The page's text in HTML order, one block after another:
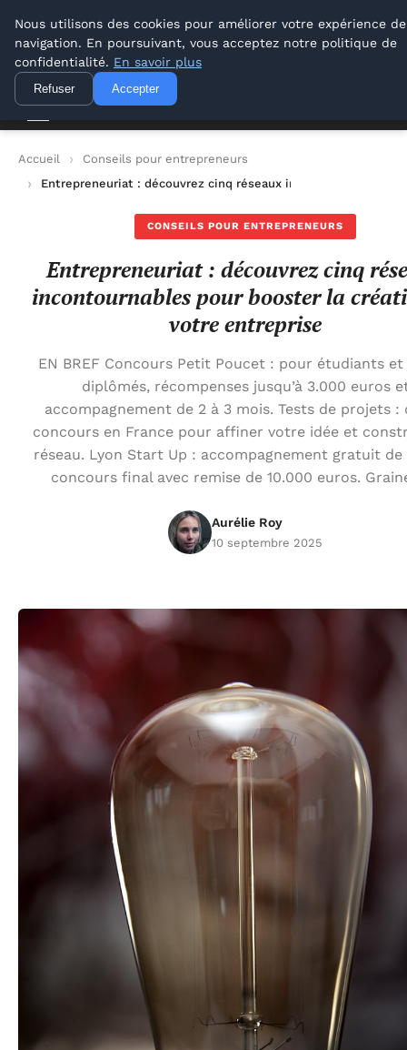
Lyon Photos
Lyon Photos
Accueil
Conseils pour entrepreneurs
Entrepreneuriat : découvrez cinq réseaux incontournables
CONSEILS POUR ENTREPRENEURS
Entrepreneuriat : découvrez cinq
incontournables pour booster la
votre entreprise
EN BREF Concours Petit Poucet : pour étudiants et
diplômés, récompenses jusqu’à 3.000 euros
accompagnement de 2 à 3 mois. Tests de projets :
concours en France pour affiner votre idée et
réseau. Lyon Start Up : accompagnement gratuit de
concours final avec remise de 10.000 euros.
Aurélie Roy
10 septembre 2025
Nous utilisons des cookies pour améliorer votre expérience de
navigation. En poursuivant, vous acceptez notre politique de
confidentialité. En savoir plus
Refuser Accepter